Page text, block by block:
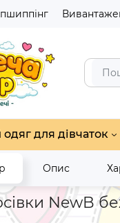
для дівчаток
Опис
Дитяче
NewB